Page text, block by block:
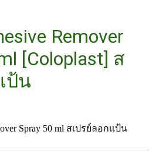
Remover
[Coloplast] ส
ป้น
Spray 50 ml สเปรย์ลอกแป้น